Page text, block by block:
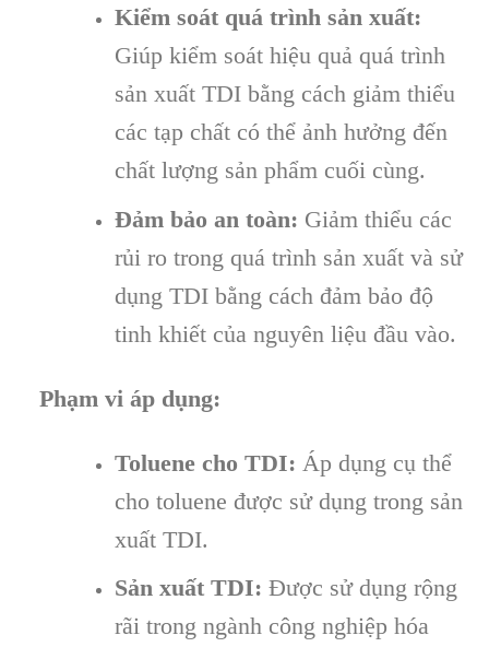
Kiểm soát quá trình sản xuất:
Giúp kiểm soát hiệu quả quá trình
sản xuất TDI bằng cách giảm thiểu
các tạp chất có thể ảnh hưởng đến
chất lượng sản phẩm cuối cùng.
Đảm bảo an toàn: Giảm thiểu các
rủi ro trong quá trình sản xuất và sử
dụng TDI bằng cách đảm bảo độ
tinh khiết của nguyên liệu đầu vào.
Phạm vi áp dụng:
Toluene cho TDI: Áp dụng cụ thể
cho toluene được sử dụng trong sản
xuất TDI.
Sản xuất TDI: Được sử dụng rộng
rãi trong ngành công nghiệp hóa